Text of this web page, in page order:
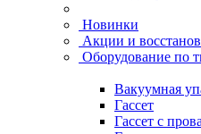
Новинки
Акции и
Оборудование по
Вакуумная
Гассет
Гассет с